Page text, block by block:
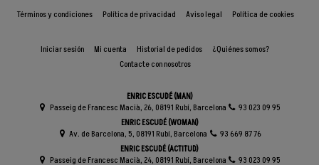
Términos y condiciones Política de privacidad Aviso legal Política de cookies
Iniciar sesión Mi cuenta Historial de pedidos
¿Quiénes somos?
Contacte con nosotros
ENRIC ESCUDÉ (MAN)
Passeig de Francesc Macià, 26, 08191 Rubí, Barcelona
93 023 09 95
ENRIC ESCUDÉ (WOMAN)
Av. de Barcelona, 5, 08191 Rubí, Barcelona
93 669 87 76
ENRIC ESCUDÉ (ACTITUD)
Passeig de Francesc Macià, 24, 08191 Rubí, Barcelona
93 023 09 95